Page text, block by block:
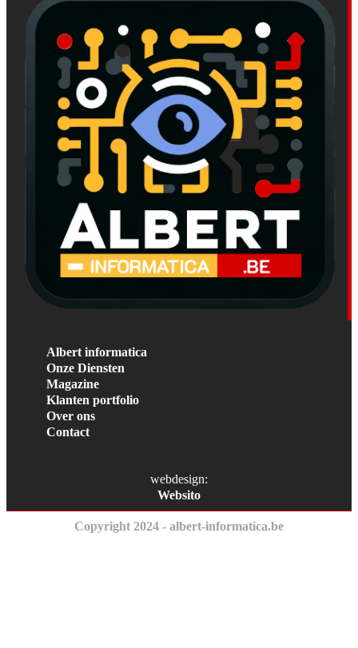
Albert informatica
Onze Diensten
Magazine
Klanten portfolio
Over ons
Contact
webdesign:
Websito
Copyright 2024 - albert-informatica.be